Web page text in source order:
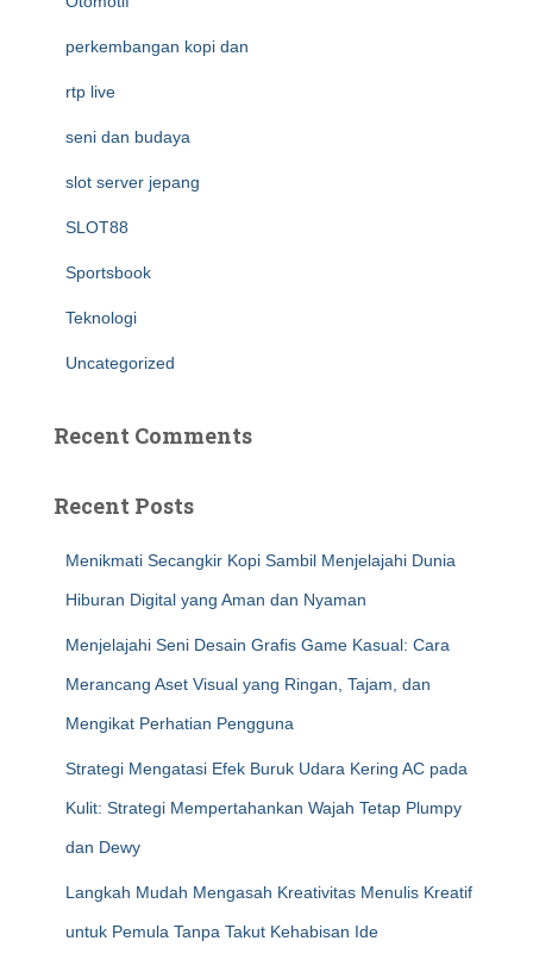
perkembangan kopi dan
rtp live
seni dan budaya
slot server jepang
SLOT88
Sportsbook
Teknologi
Uncategorized
Recent Comments
Recent Posts
Menikmati Secangkir Kopi Sambil Menjelajahi Dunia
Hiburan Digital yang Aman dan Nyaman
Menjelajahi Seni Desain Grafis Game Kasual: Cara
Merancang Aset Visual yang Ringan, Tajam, dan
Mengikat Perhatian Pengguna
Strategi Mengatasi Efek Buruk Udara Kering AC pada
Kulit: Strategi Mempertahankan Wajah Tetap Plumpy
dan Dewy
Langkah Mudah Mengasah Kreativitas Menulis Kreatif
untuk Pemula Tanpa Takut Kehabisan Ide